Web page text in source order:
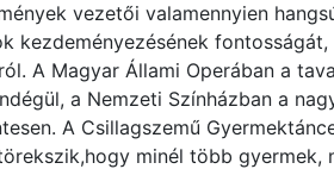
vezetői valamennyien
kezdeményezésének
A Magyar Állami Operában a
a Nemzeti Színházban a
A Csillagszemű
minél több gyermek,